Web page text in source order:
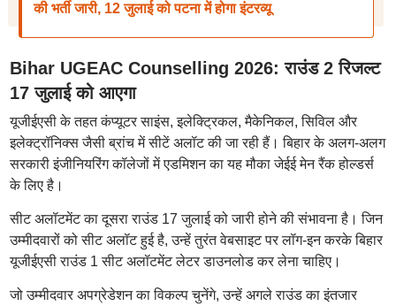
की भर्ती जारी, 12 जुलाई को पटना में होगा इंटरव्यू
Bihar UGEAC Counselling 2026: राउंड 2 रिजल्ट
17 जुलाई को आएगा
यूजीईएसी के तहत कंप्यूटर साइंस, इलेक्ट्रिकल, मैकेनिकल, सिविल और
इलेक्ट्रॉनिक्स जैसी ब्रांच में सीटें अलॉट की जा रही हैं। बिहार के अलग-अलग
सरकारी इंजीनियरिंग कॉलेजों में एडमिशन का यह मौका जेईई मेन रैंक होल्डर्स
के लिए है।
सीट अलॉटमेंट का दूसरा राउंड 17 जुलाई को जारी होने की संभावना है। जिन
उम्मीदवारों को सीट अलॉट हुई है, उन्हें तुरंत वेबसाइट पर लॉग-इन करके बिहार
यूजीईएसी राउंड 1 सीट अलॉटमेंट लेटर डाउनलोड कर लेना चाहिए।
जो उम्मीदवार अपग्रेडेशन का विकल्प चुनेंगे, उन्हें अगले राउंड का इंतजार